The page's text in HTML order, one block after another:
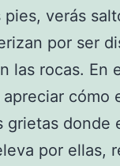
verás
por ser
las rocas. En
cómo
grietas donde
por ellas,